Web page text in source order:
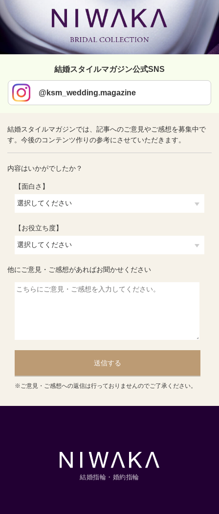
結婚スタイルマガジン公式SNS
@ksm_wedding.magazine
結婚スタイルマガジンでは、記事へのご意見やご感想を募集中で
す。今後のコンテンツ作りの参考にさせていただきます。
内容はいかがでしたか？
【面白さ】
【お役立ち度】
他にご意見・ご感想があればお聞かせください
送信する
※ご意見・ご感想への返信は行っておりませんのでご了承ください。
結婚指輪・婚約指輪